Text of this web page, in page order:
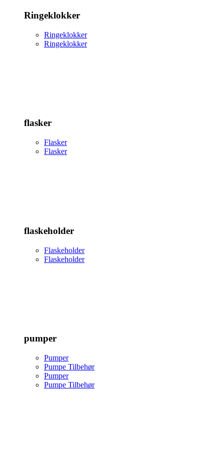
Ringeklokker
Ringeklokker
Ringeklokker
flasker
Flasker
Flasker
flaskeholder
Flaskeholder
Flaskeholder
pumper
Pumper
Pumpe Tilbehør
Pumper
Pumpe Tilbehør